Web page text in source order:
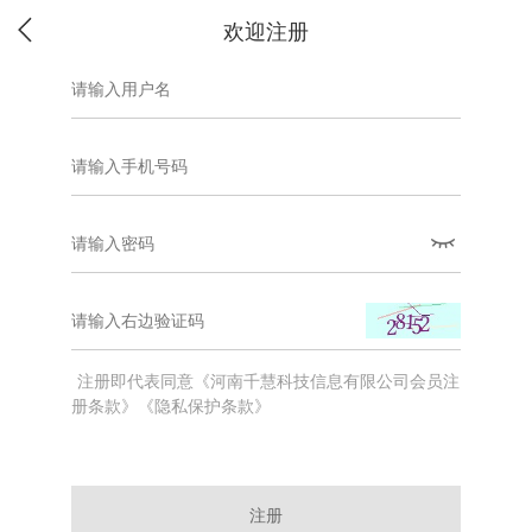
欢迎注册
注册即代表同意《河南千慧科技信息有限公司会员注
册条款》《隐私保护条款》
注册